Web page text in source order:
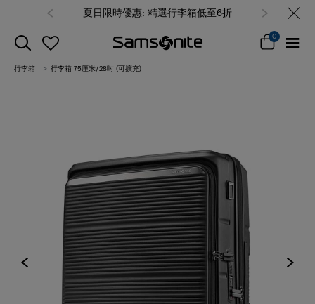
夏日限時優惠: 精選行李箱低至6折
0
行李箱 行李箱 75厘米/28吋 (可擴充)